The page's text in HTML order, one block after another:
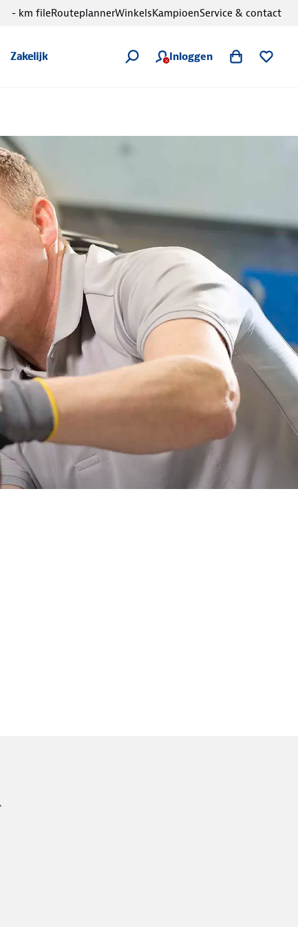
Zakelijk Inloggen
- km fileRouteplannerWinkelsKampioenService & contact